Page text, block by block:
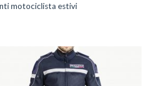
motociclista estivi